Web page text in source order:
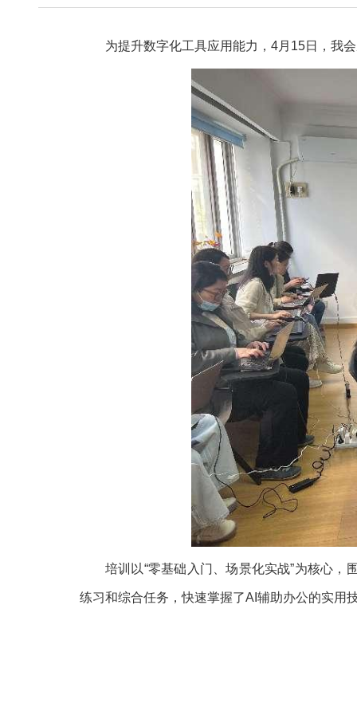
为提升数字化工具应用能力，4月15日，我
培训以“零基础入门、场景化实战”为核心
练习和综合任务，快速掌握了AI辅助办公的实用